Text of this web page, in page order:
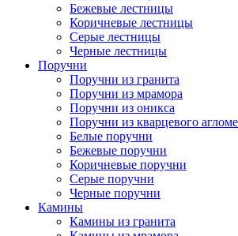
Бежевые лестницы
Коричневые лестницы
Серые лестницы
Черные лестницы
Поручни
Поручни из гранита
Поручни из мрамора
Поручни из оникса
Поручни из кварцевого
Белые поручни
Бежевые поручни
Коричневые поручни
Серые поручни
Черные поручни
Камины
Камины из гранита